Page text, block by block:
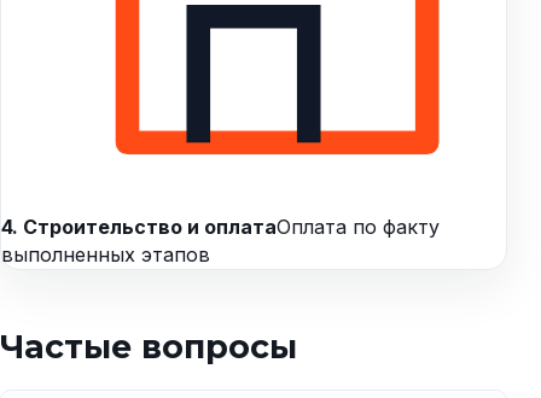
4. Строительство и оплатаОплата по факту
выполненных этапов
Частые вопросы